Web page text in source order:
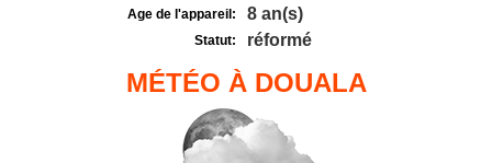
Age de l'appareil: 8 an(s)
Statut: réformé
MÉTÉO À DOUALA